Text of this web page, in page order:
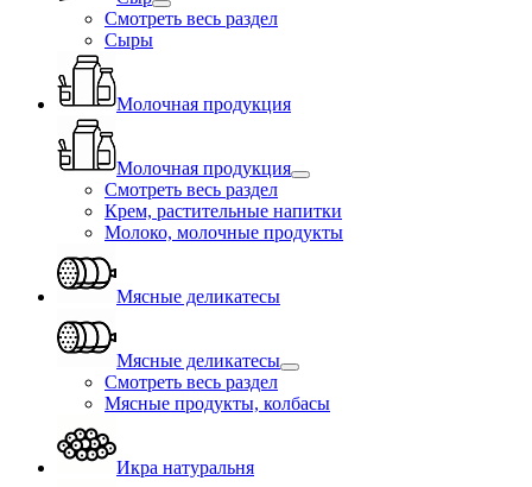
Смотреть весь раздел
Сыры
Молочная продукция
Молочная продукция
Смотреть весь раздел
Крем, растительные напитки
Молоко, молочные продукты
Мясные деликатесы
Мясные деликатесы
Смотреть весь раздел
Мясные продукты, колбасы
Икра натуральня